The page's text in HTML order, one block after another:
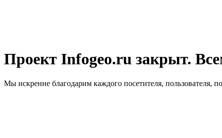
Проект Infogeo.ru закрыт.
Мы искренне благодарим каждого посетителя, пользователя,